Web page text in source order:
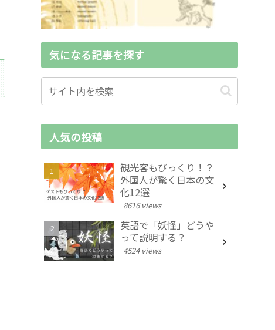
気になる記事を探す
人気の投稿
観光客もびっくり！？
外国人が驚く日本の文
化12選
8616 views
英語で「妖怪」どうや
って説明する？
4524 views